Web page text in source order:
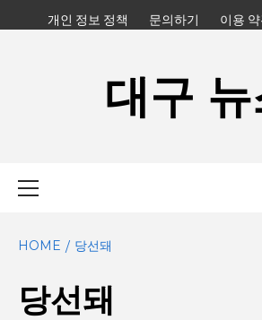
to
개인 정보 정책 문의하기 이용
대구
HOME 당선돼
당선돼